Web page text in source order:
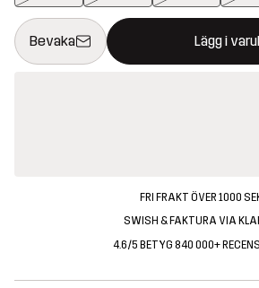
Bevaka Lägg i
Denna knapp kommer att öppna en
{{size}} inte tillgänglig
FRI FRAKT ÖVER 1000
SWISH & FAKTURA VIA
4.6/5 BETYG 840 000+